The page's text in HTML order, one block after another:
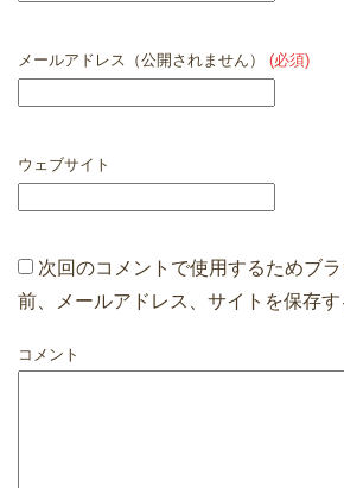
メールアドレス（公開されません） (必須)
ウェブサイト
次回のコメントで使用するためブ
前、メールアドレス、サイトを保存す
コメント